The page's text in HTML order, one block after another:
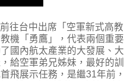
往台中出席「空軍新式高教
機「勇鷹」，代表兩個重要
國內航太產業的大發展、大
給空軍弟兄姊妹，最好的訓
飛展示任務，是繼31年前，